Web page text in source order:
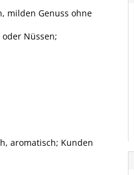
milden Genuss ohne
Nüssen;
aromatisch; Kunden